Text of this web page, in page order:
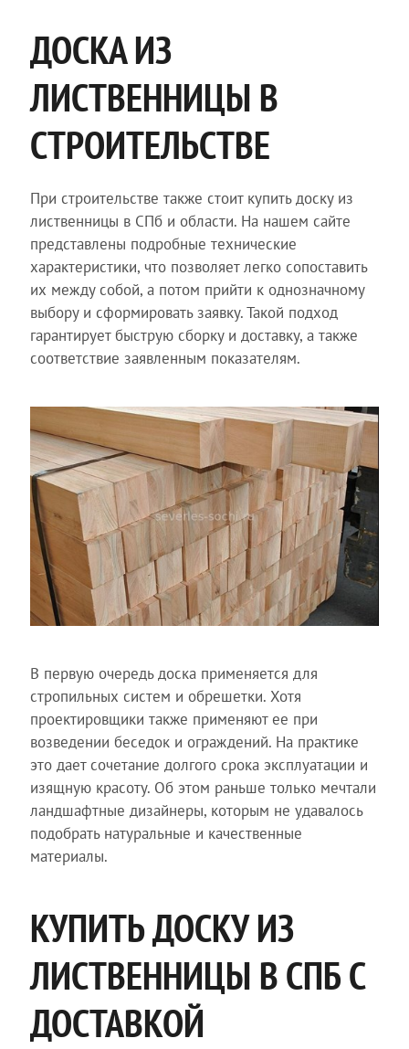
ДОСКА ИЗ
ЛИСТВЕННИЦЫ В
СТРОИТЕЛЬСТВЕ
При строительстве также стоит купить доску из
лиственницы в СПб и области. На нашем сайте
представлены подробные технические
характеристики, что позволяет легко сопоставить
их между собой, а потом прийти к однозначному
выбору и сформировать заявку. Такой подход
гарантирует быструю сборку и доставку, а также
соответствие заявленным показателям.
В первую очередь доска применяется для
стропильных систем и обрешетки. Хотя
проектировщики также применяют ее при
возведении беседок и ограждений. На практике
это дает сочетание долгого срока эксплуатации и
изящную красоту. Об этом раньше только мечтали
ландшафтные дизайнеры, которым не удавалось
подобрать натуральные и качественные
материалы.
КУПИТЬ ДОСКУ ИЗ
ЛИСТВЕННИЦЫ В СПБ С
ДОСТАВКОЙ